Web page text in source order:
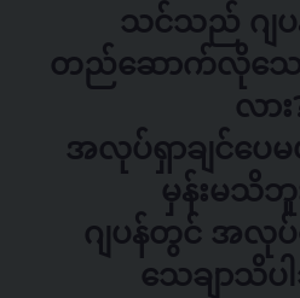
သင်သည် ဂျ
တည်ဆောက်လိုသော
လား
အလုပ်ရှာချင်ပ
မှန်းမသိဘူ
ဂျပန်တွင် အလု
သေချာသိပ